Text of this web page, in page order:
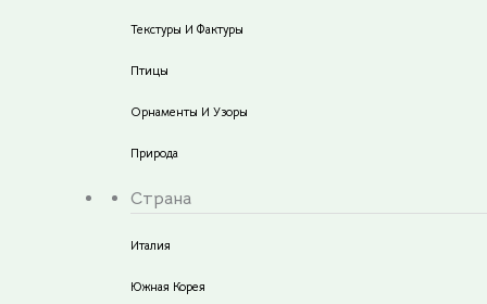
Текстуры И Фактуры
Птицы
Орнаменты И Узоры
Природа
Страна
Италия
Южная Корея